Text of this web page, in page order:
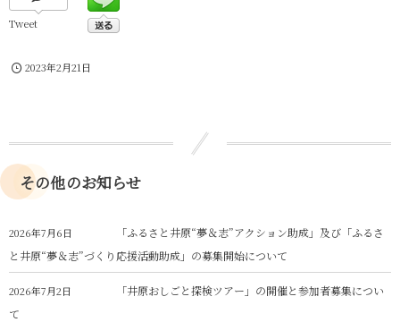
Tweet
2023年2月21日
その他のお知らせ
2026年7月6日
「ふるさと井原“夢＆志”アクション助成」及び「ふるさ
と井原“夢＆志”づくり応援活動助成」の募集開始について
2026年7月2日
「井原おしごと探検ツアー」の開催と参加者募集につい
て